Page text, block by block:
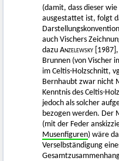
(damit, dass dieser
ausgestattet ist, folgt
auch Vischers
dazu Anzelewsky
Brunnen (von Vischer
im Celtis-Holzschnitt,
Bernhaubt zwar nicht
Kenntnis des Celtis-
jedoch als solcher
bezogen werden. Der
(mit der Feder
Musenfiguren) wäre
Verselbständigung